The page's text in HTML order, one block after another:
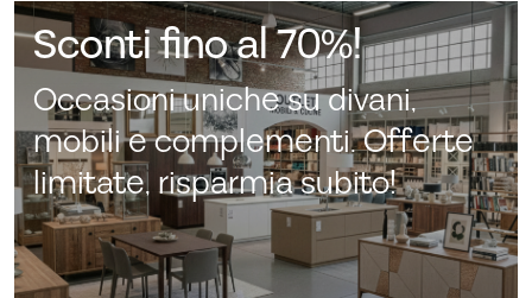
Sconti fino al 70%!
Occasioni uniche su divani,
mobili e complementi. Offerte
limitate, risparmia subito!